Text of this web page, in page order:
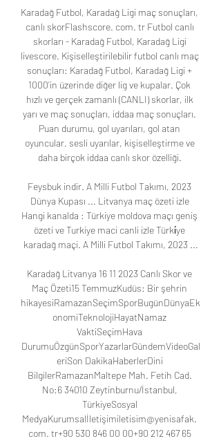
Karadağ Futbol, Karadağ Ligi maç sonuçları,
canlı skorFlashscore. com. tr Futbol canlı
skorları - Karadağ Futbol, Karadağ Ligi
livescore. Kişiselleştirilebilir futbol canlı maç
sonuçları: Karadağ Futbol, Karadağ Ligi +
1000’in üzerinde diğer lig ve kupalar. Çok
hızlı ve gerçek zamanlı (CANLI) skorlar, ilk
yarı ve maç sonuçları, iddaa maç sonuçları.
Puan durumu, gol uyarıları, gol atan
oyuncular, sesli uyarılar, kişiselleştirme ve
daha birçok iddaa canlı skor özelliği.
Feysbuk indir. A Milli Futbol Takımı, 2023
Dünya Kupası ... Litvanya maç özeti izle
Hangi kanalda : Türkiye moldova maçı geniş
özeti ve Turkiye maci canli izle Türki̇ye
karadağ maçi. A Milli Futbol Takımı, 2023 ...
Karadağ Litvanya 16 11 2023 Canlı Skor ve
Maç Özeti15 TemmuzKudüs: Bir şehrin
hikayesiRamazanSeçimSporBugünDünyaEk
onomiTeknolojiHayatNamaz
VaktiSeçimHava
DurumuÖzgünSporYazarlarGündemVideoGal
eriSon DakikaHaberlerDini
BilgilerRamazanMaltepe Mah. Fetih Cad.
No:6 34010 Zeytinburnu/İstanbul,
TürkiyeSosyal
MedyaKurumsalİletişimiletisim@yenisafak.
com. tr+90 530 846 00 00+90 212 467 65